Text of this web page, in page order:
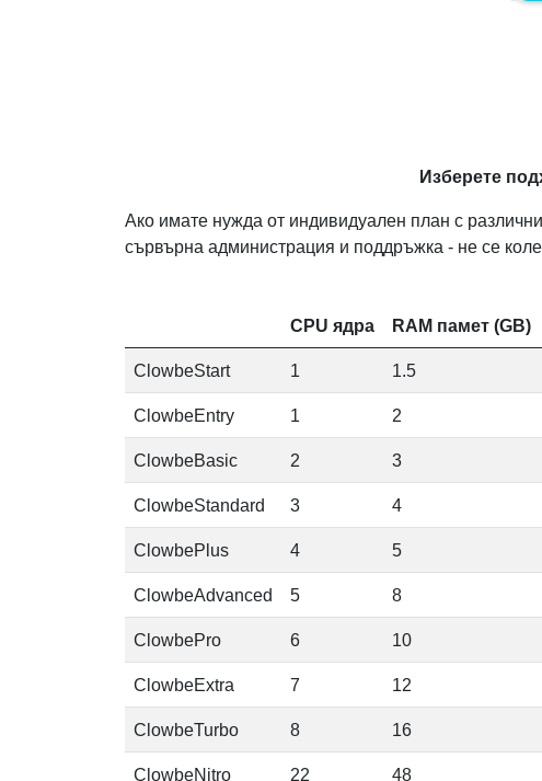
Изберете
Ако имате нужда от индивидуален план с
сървърна администрация и поддръжка - не се
CPU ядра RAM памет (GB)
ClowbeStart 1 1.5
ClowbeEntry 1 2
ClowbeBasic 2 3
ClowbeStandard 3 4
ClowbePlus 4 5
ClowbeAdvanced 5 8
ClowbePro 6 10
ClowbeExtra 7 12
ClowbeTurbo 8 16
ClowbeNitro 22 48